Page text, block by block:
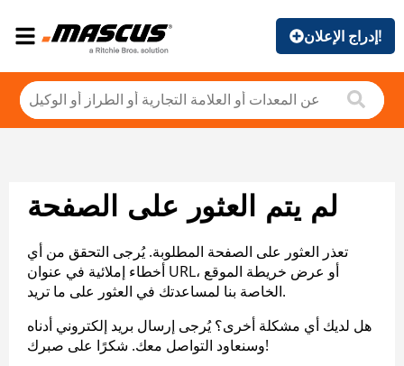
إدراج الإعلان!
لم يتم العثور على الصفحة
تعذر العثور على الصفحة المطلوبة. يُرجى التحقق من أي
أخطاء إملائية في عنوان URL، أو عرض خريطة الموقع
الخاصة بنا لمساعدتك في العثور على ما تريد.
هل لديك أي مشكلة أخرى؟ يُرجى إرسال بريد إلكتروني أدناه
وسنعاود التواصل معك. شكرًا على صبرك!